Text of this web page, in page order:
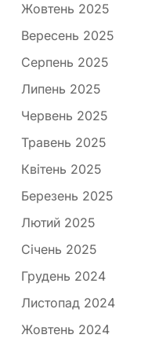
Жовтень 2025
Вересень 2025
Серпень 2025
Липень 2025
Червень 2025
Травень 2025
Квітень 2025
Березень 2025
Лютий 2025
Січень 2025
Грудень 2024
Листопад 2024
Жовтень 2024